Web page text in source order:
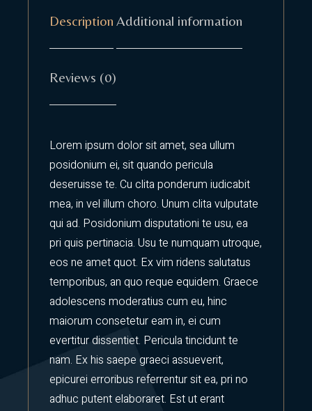
Description Additional information
Reviews (0)
Lorem ipsum dolor sit amet, sea ullum
posidonium ei, sit quando pericula
deseruisse te. Cu clita ponderum iudicabit
mea, in vel illum choro. Unum clita vulputate
qui ad. Posidonium disputationi te usu, ea
pri quis pertinacia. Usu te numquam utroque,
eos ne amet quot. Ex vim ridens salutatus
temporibus, an quo reque equidem. Graece
adolescens moderatius cum eu, hinc
maiorum consetetur eam in, ei cum
evertitur dissentiet. Pericula tincidunt te
nam. Ex his saepe graeci assueverit,
epicurei erroribus referrentur sit ea, pri no
adhuc putent elaboraret. Est ut erant